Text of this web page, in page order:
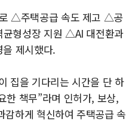
△주택공급 속도 제고 △공
형성장 지원 △AI 대전환과
제시했다.
집을 기다리는 시간을 단 하
한 책무”라며 인허가, 보상,
하게 혁신하여 주택공급 속